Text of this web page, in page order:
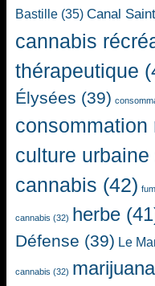
Bastille (35) Canal
cannabis
thérapeutique
Élysées (39)
consommation
culture urbaine
cannabis (42)
cannabis (32) herbe
Défense (39) Le
cannabis (32) marijuana